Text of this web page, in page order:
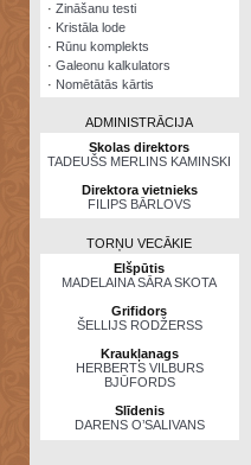
· Zināšanu testi
· Kristāla lode
· Rūnu komplekts
· Galeonu kalkulators
· Nomētātās kārtis
ADMINISTRĀCIJA
Skolas direktors
TADEUŠS MERLINS KAMINSKI
Direktora vietnieks
FILIPS BĀRLOVS
TORŅU VECĀKIE
Elšpūtis
MADELAINA SĀRA SKOTA
Grifidors
ŠELLIJS RODŽERSS
Kraukļanags
HERBERTS VILBURS
BJŪFORDS
Slīdenis
DARENS O’SALIVANS